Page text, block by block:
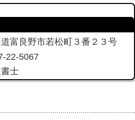
富良野市若松町３番２３号
22-5067
士